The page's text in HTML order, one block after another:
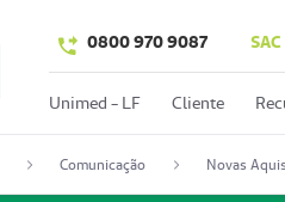
0800 970 9087 SAC
Unimed - LF Cliente
Comunicação Novas